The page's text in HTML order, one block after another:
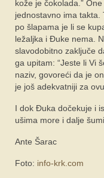
kože je čokolada.”
jednostavno ima takta.
po šlapama je li se
ležaljka i Đuke nema.
slavodobitno zaključe
ga upitam: “Jeste li Vi
naziv, govoreći da je
je još adekvatniji za
I dok Đuka dočekuje i
ušima more i dalje
Ante Šarac
Foto: info-krk.com